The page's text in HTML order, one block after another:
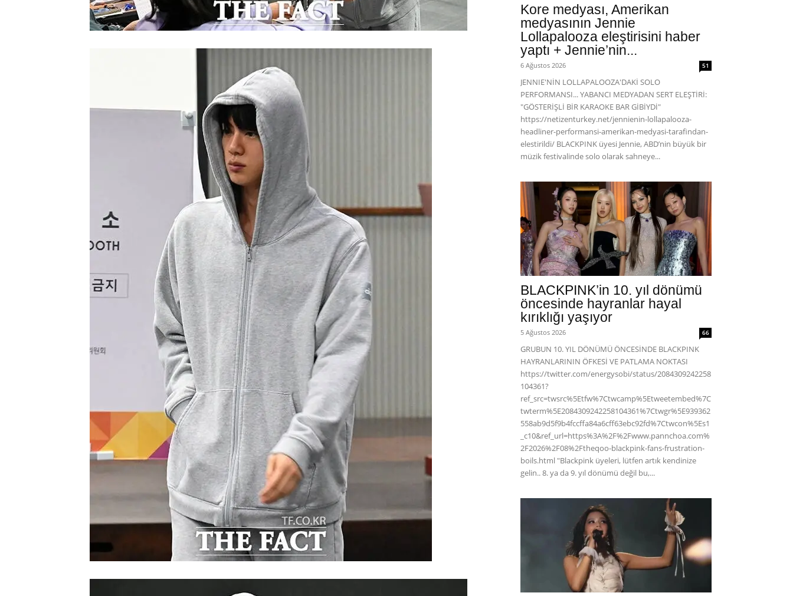
Kore medyası, Amerikan
medyasının Jennie
Lollapalooza eleştirisini haber
yaptı + Jennie’nin...
6 Ağustos 2026 51
JENNIE'NİN LOLLAPALOOZA'DAKİ SOLO
PERFORMANSI... YABANCI MEDYADAN SERT ELEŞTİRİ:
"GÖSTERİŞLİ BİR KARAOKE BAR GİBİYDİ"
https://netizenturkey.net/jennienin-lollapalooza-
headliner-performansi-amerikan-medyasi-tarafindan-
elestirildi/ BLACKPINK üyesi Jennie, ABD’nin büyük bir
müzik festivalinde solo olarak sahneye...
BLACKPINK’in 10. yıl dönümü
öncesinde hayranlar hayal
kırıklığı yaşıyor
5 Ağustos 2026 66
GRUBUN 10. YIL DÖNÜMÜ ÖNCESİNDE BLACKPINK
HAYRANLARININ ÖFKESİ VE PATLAMA NOKTASI
https://twitter.com/energysobi/status/2084309242258
104361?
ref_src=twsrc%5Etfw%7Ctwcamp%5Etweetembed%7C
twterm%5E2084309242258104361%7Ctwgr%5E939362
558ab9d5f9b4fccffa84a6cff63ebc92fd%7Ctwcon%5Es1
_c10&ref_url=https%3A%2F%2Fwww.pannchoa.com%
2F2026%2F08%2Ftheqoo-blackpink-fans-frustration-
boils.html "Blackpink üyeleri, lütfen artık kendinize
gelin.. 8. ya da 9. yıl dönümü değil bu,...